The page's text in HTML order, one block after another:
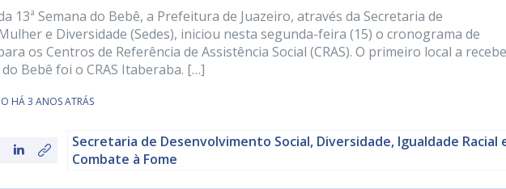
13ª Semana do Bebê, a Prefeitura de Juazeiro, através da Secretaria de
e Diversidade (Sedes), iniciou nesta segunda-feira (15) o cronograma de
os Centros de Referência de Assistência Social (CRAS). O primeiro local a
Bebê foi o CRAS Itaberaba. […]
HÁ 3 ANOS ATRÁS
Secretaria de Desenvolvimento Social, Diversidade, Igualdade Racial
Combate à Fome